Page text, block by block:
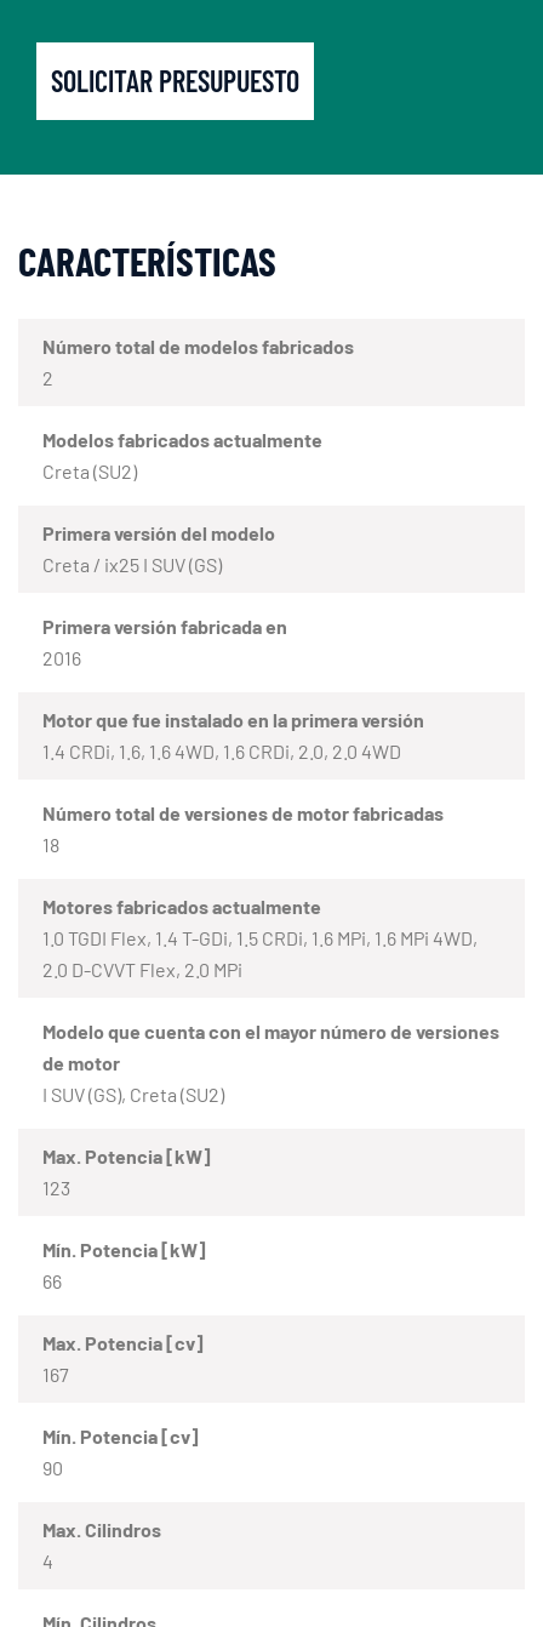
SOLICITAR PRESUPUESTO
CARACTERÍSTICAS
Número total de modelos fabricados
2
Modelos fabricados actualmente
Creta (SU2)
Primera versión del modelo
Creta / ix25 I SUV (GS)
Primera versión fabricada en
2016
Motor que fue instalado en la primera versión
1.4 CRDi, 1.6, 1.6 4WD, 1.6 CRDi, 2.0, 2.0 4WD
Número total de versiones de motor fabricadas
18
Motores fabricados actualmente
1.0 TGDI Flex, 1.4 T-GDi, 1.5 CRDi, 1.6 MPi, 1.6 MPi 4WD,
2.0 D-CVVT Flex, 2.0 MPi
Modelo que cuenta con el mayor número de versiones
de motor
I SUV (GS), Creta (SU2)
Max. Potencia [kW]
123
Mín. Potencia [kW]
66
Max. Potencia [cv]
167
Mín. Potencia [cv]
90
Max. Cilindros
4
Mín. Cilindros